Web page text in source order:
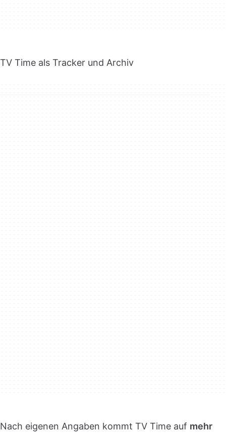
TV Time als Tracker und Archiv
Nach eigenen Angaben kommt TV Time auf mehr